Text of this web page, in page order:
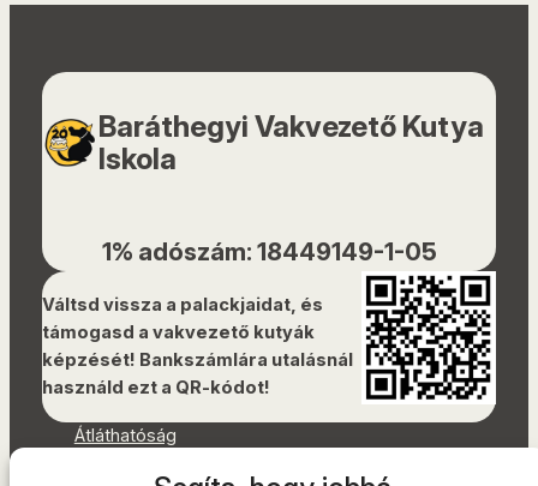
Baráthegyi Vakvezető Kutya
Iskola
1% adószám: 18449149-1-05
Váltsd vissza a palackjaidat, és
támogasd a vakvezető kutyák
képzését! Bankszámlára utalásnál
használd ezt a QR-kódot!
Átláthatóság